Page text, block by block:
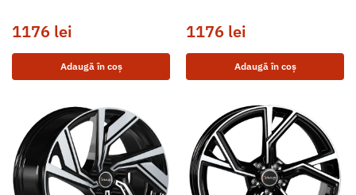
1176 lei
Adaugă în coș
1176 lei
Adaugă în coș